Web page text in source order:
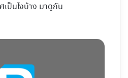
ป็นไงบ้าง มาดูกัน